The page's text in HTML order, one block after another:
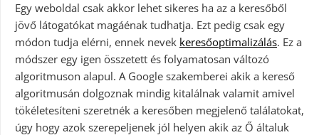
Egy weboldal csak akkor lehet sikeres ha az a keresőből
jövő látogatókat magáénak tudhatja. Ezt pedig csak egy
módon tudja elérni, ennek nevek keresőoptimalizálás. Ez a
módszer egy igen összetett és folyamatosan változó
algoritmuson alapul. A Google szakemberei akik a kereső
algoritmusán dolgoznak mindig kitalálnak valamit amivel
tökéletesíteni szeretnék a keresőben megjelenő találatokat,
úgy hogy azok szerepeljenek jól helyen akik az Ő általuk